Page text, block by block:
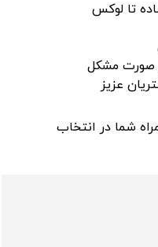
تا لوکس
صورت مشکل
عزیز
شما در انتخاب